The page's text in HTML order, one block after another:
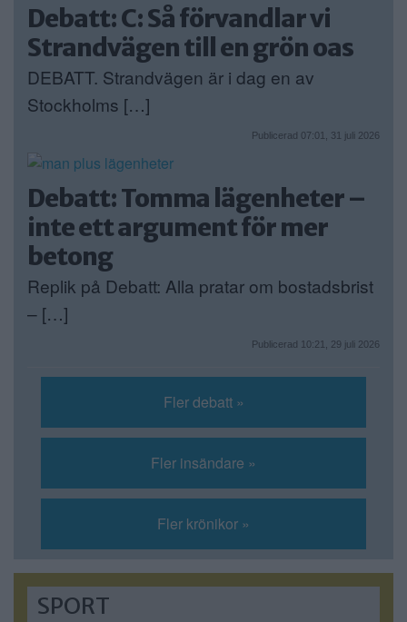
Debatt: C: Så förvandlar vi
Strandvägen till en grön oas
DEBATT. Strandvägen är i dag en av
Stockholms […]
Publicerad 07:01, 31 juli 2026
Debatt: Tomma lägenheter –
inte ett argument för mer
betong
Replik på Debatt: Alla pratar om bostadsbrist
– […]
Publicerad 10:21, 29 juli 2026
Fler debatt »
Fler insändare »
Fler krönikor »
SPORT